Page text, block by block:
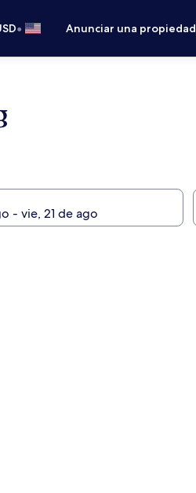
• Anunciar una propiedad